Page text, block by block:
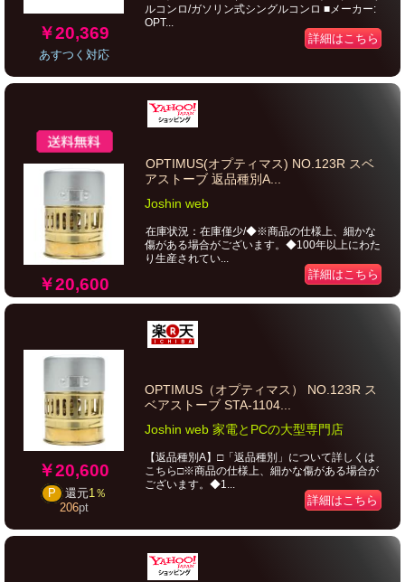
￥20,369
あすつく対応
ルコンロ/ガソリン式シングルコンロ ■メーカー:
OPT...
詳細はこちら
￥20,600
OPTIMUS(オプティマス) NO.123R スベ
アストーブ 返品種別A...
Joshin web
在庫状況：在庫僅少/◆※商品の仕様上、細かな
傷がある場合がございます。◆100年以上にわた
り生産されてい...
詳細はこちら
￥20,600
P 還元1％
206pt
OPTIMUS（オプティマス） NO.123R ス
ベアストーブ STA-1104...
Joshin web 家電とPCの大型専門店
【返品種別A】□「返品種別」について詳しくは
こちら□※商品の仕様上、細かな傷がある場合が
ございます。◆1...
詳細はこちら